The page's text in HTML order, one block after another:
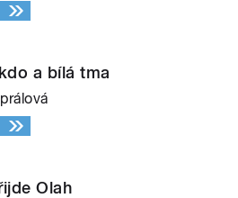
a bílá tma
Olah